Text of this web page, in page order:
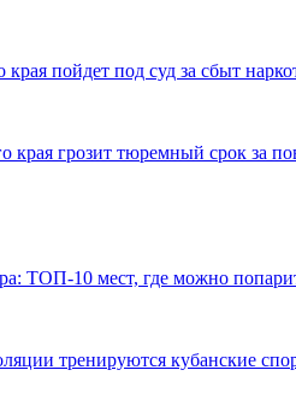
пойдет под суд за сбыт
края грозит тюремный срок за
ТОП-10 мест, где можно
тренируются кубанские